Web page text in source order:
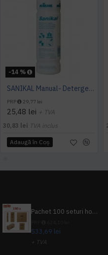
-14 %
SANIKAL Manual- Detergent pentru obiecte sanitare, 1 L, Kiehl
PRP 29,77 lei
25,48 lei + TVA
30,83 lei TVA inclus
Adaugă în Coş
Pachet 100 seturi hoteliere, set dentar, set barbierit, casca de dus, pila unghii, set cusut
533,69 lei
+ TVA